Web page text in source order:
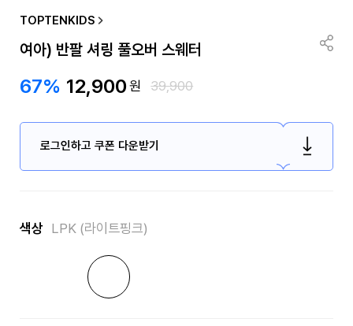
TOPTENKIDS
여아) 반팔 셔링 풀오버 스웨터
67% 12,900원 39,900
로그인하고 쿠폰 다운받기
색상 LPK (라이트핑크)